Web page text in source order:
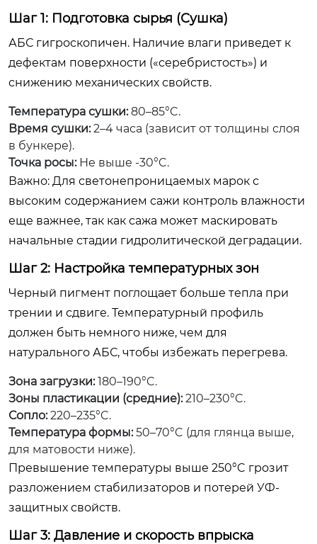
Шаг 1: Подготовка сырья (Сушка)
АБС гигроскопичен. Наличие влаги приведет к
дефектам поверхности («серебристость») и
снижению механических свойств.
Температура сушки:80–85°C.
Время сушки:2–4 часа (зависит от толщины слоя
в бункере).
Точка росы:Не выше -30°C.
Важно: Для светонепроницаемых марок с
высоким содержанием сажи контроль влажности
еще важнее, так как сажа может маскировать
начальные стадии гидролитической деградации.
Шаг 2: Настройка температурных зон
Черный пигмент поглощает больше тепла при
трении и сдвиге. Температурный профиль
должен быть немного ниже, чем для
натурального АБС, чтобы избежать перегрева.
Зона загрузки:180–190°C.
Зоны пластикации (средние):210–230°C.
Сопло:220–235°C.
Температура формы:50–70°C (для глянца выше,
для матовости ниже).
Превышение температуры выше 250°C грозит
разложением стабилизаторов и потерей УФ-
защитных свойств.
Шаг 3: Давление и скорость впрыска